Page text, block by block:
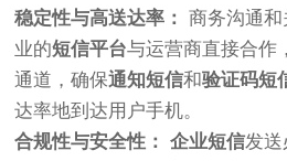
稳定性与高送达率：
商务沟通
业的短信平台与运营商直接合作
通道，确保通知短信和验证码短
达率地到达用户手机。
合规性与安全性：
企业短信发